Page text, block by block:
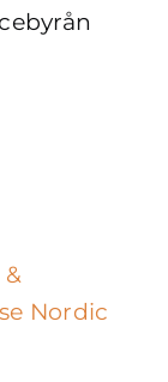
Nordic